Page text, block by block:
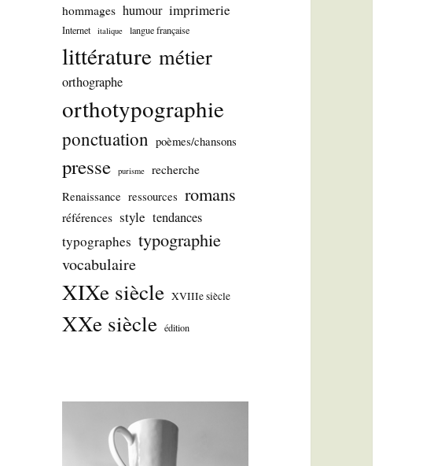
hommages humour imprimerie
Internet italique langue française
littérature métier
orthographe
orthotypographie
ponctuation poèmes/chansons
presse purisme
recherche
Renaissance ressources romans
références style tendances
typographes typographie
vocabulaire
XIXe siècle XVIIIe siècle
XXe siècle édition